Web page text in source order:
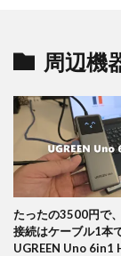
周辺機
たったの3500円で
接続はケーブル1本
UGREEN Uno 6in1